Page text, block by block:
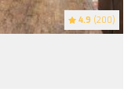
4.9 (200)